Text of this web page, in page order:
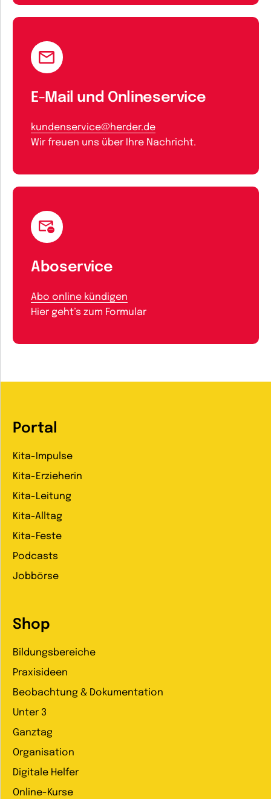
E-Mail und Onlineservice
kundenservice@herder.de
Wir freuen uns über Ihre Nachricht.
Aboservice
Abo online kündigen
Hier geht’s zum Formular
Portal
Kita-Impulse
Kita-Erzieherin
Kita-Leitung
Kita-Alltag
Kita-Feste
Podcasts
Jobbörse
Shop
Bildungsbereiche
Praxisideen
Beobachtung & Dokumentation
Unter 3
Ganztag
Organisation
Digitale Helfer
Online-Kurse